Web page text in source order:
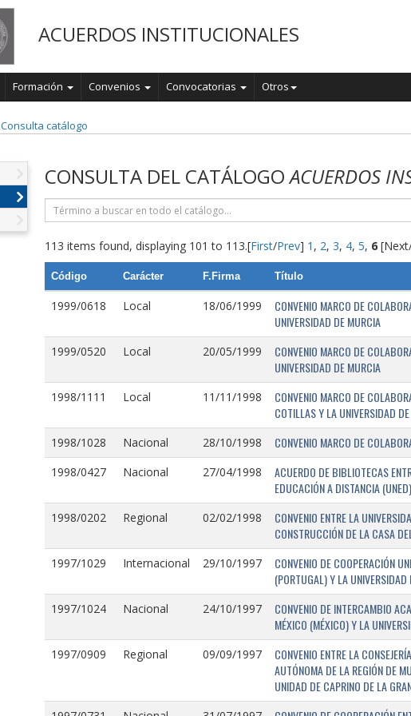
ACUERDOS INSTITUCIONALES
Formación Convenios Convocatorias Otros
Consulta catálogo
CONSULTA DEL CATÁLOGOACUERDOS
113 items found, displaying 101 to 113.[First/Prev] 1 , 2, 3, 4, 5, 6
Código Carácter F.Firma Título
1999/0618 Local 18/06/1999
CONVENIO MARCO DE
UNIVERSIDAD DE MURCIA
1999/0520 Local 20/05/1999
CONVENIO MARCO DE
UNIVERSIDAD DE MURCIA
1998/1111 Local 11/11/1998
CONVENIO MARCO DE
COTILLAS Y LA UNIVERSIDAD
1998/1028 Nacional 28/10/1998 CONVENIO MARCO DE
1998/0427 Nacional 27/04/1998
ACUERDO DE BIBLIOTECAS
EDUCACIÓN A DISTANCIA (UNED)
1998/0202 Regional 02/02/1998
CONVENIO ENTRE LA
CONSTRUCCIÓN DE LA CASA
1997/1029 Internacional 29/10/1997
CONVENIO DE COOPERACIÓN
(PORTUGAL) Y LA UNIVERSIDAD
1997/1024 Nacional 24/10/1997
CONVENIO DE INTERCAMBIO
MÉXICO (MÉXICO) Y LA
1997/0909 Regional 09/09/1997
CONVENIO ENTRE LA
AUTÓNOMA DE LA REGIÓN DE
UNIDAD DE CAPRINO DE LA